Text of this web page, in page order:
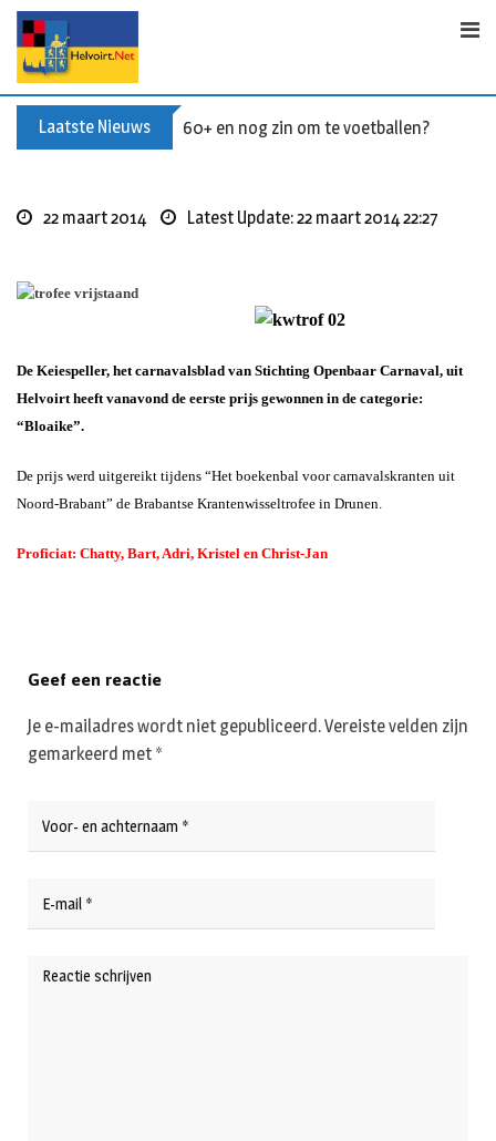
Skip
content
Laatste Nieuws 60+ en nog zin om te voetballen? Kom
22 maart 2014 Latest Update: 22 maart 2014 22:27
De Keiespeller, het carnavalsblad van Stichting Openbaar Carnaval, uit
Helvoirt heeft vanavond de eerste prijs gewonnen in de categorie:
“Bloaike”.
De prijs werd uitgereikt tijdens “Het boekenbal voor carnavalskranten uit
Noord-Brabant” de Brabantse Krantenwisseltrofee in Drunen.
Proficiat: Chatty, Bart, Adri, Kristel en Christ-Jan
Geef een reactie
Je e-mailadres wordt niet gepubliceerd.Vereiste velden zijn
gemarkeerd met *